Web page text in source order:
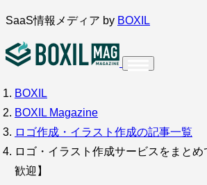
内
を
キ
ッ
プ
SaaS情報メディア by BOXIL
インタビュー
サービス比較 キーワードから探す
SaaS情報メディア by BOXIL
BOXIL
BOXIL Magazine
ロゴ作成・イラスト作成の記事一覧
ロゴ・イラスト作成サービスをまと
歓迎】